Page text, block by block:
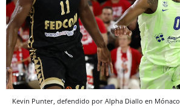
Kevin Punter, defendido por Alpha Diallo en Mónaco